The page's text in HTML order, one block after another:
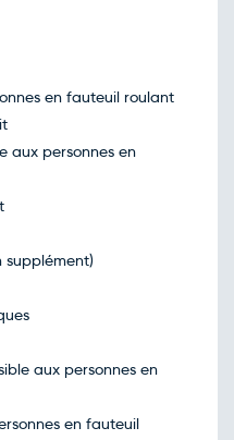
en fauteuil roulant
aux personnes en
supplément)
aux personnes en
en fauteuil